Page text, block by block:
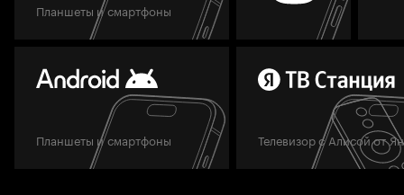
Планшеты и смартфоны
Планшеты и смартфоны Телевизор с Алисой от